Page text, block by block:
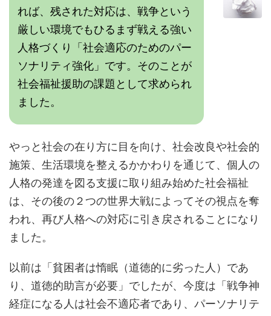
れば、残された対応は、戦争という
厳しい環境でもひるまず戦える強い
人格づくり「社会適応のためのパー
ソナリティ強化」です。そのことが
社会福祉援助の課題として求められ
ました。
やっと社会の在り方に目を向け、社会改良や社会的
施策、生活環境を整えるかかわりを通じて、個人の
人格の発達を図る支援に取り組み始めた社会福祉
は、その後の２つの世界大戦によってその視点を奪
われ、再び人格への対応に引き戻されることになり
ました。
以前は「貧困者は惰眠（道徳的に劣った人）であ
り、道徳的助言が必要」でしたが、今度は「戦争神
経症になる人は社会不適応者であり、パーソナリテ